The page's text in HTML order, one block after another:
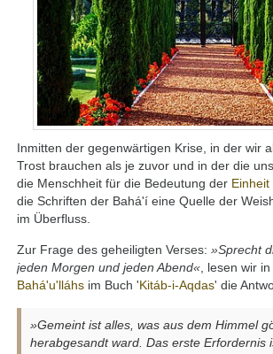
Inmitten der gegenwärtigen Krise, in der wir
Trost brauchen als je zuvor und in der die
die Menschheit für die Bedeutung der Einheit
die Schriften der Bahá'í eine Quelle der
im Überfluss.
Zur Frage des geheiligten Verses:»Sprecht
jeden Morgen und jeden Abend« , lesen wir
Bahá'u'lláhs im Buch 'Kitáb-i-Aqdas' die
»Gemeint ist alles, was aus dem Himmel
herabgesandt ward. Das erste Erfordernis